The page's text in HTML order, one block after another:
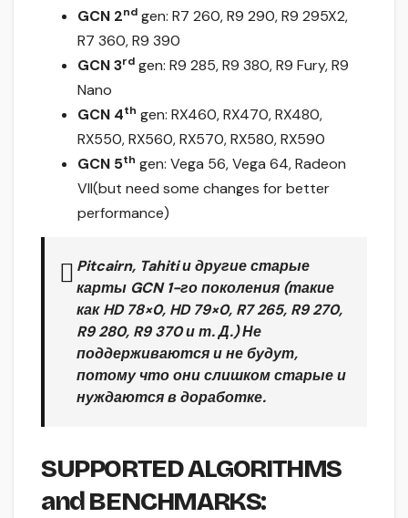
GCN 2nd gen: R7 260, R9 290, R9 295X2,
R7 360, R9 390
GCN 3rd gen: R9 285, R9 380, R9 Fury, R9
Nano
GCN 4th gen: RX460, RX470, RX480,
RX550, RX560, RX570, RX580, RX590
GCN 5th gen: Vega 56, Vega 64, Radeon
VII(but need some changes for better
performance)
Pitcairn, Tahitiи другие старые
карты GCN 1-гопоколения (такие
как HD 78×0, HD 79×0, R7 265, R9 270,
R9 280, R9 370 и т. Д.) Не
поддерживаются и не будут,
потому что они слишком старые и
нуждаются в доработке.
SUPPORTED ALGORITHMS
and BENCHMARKS: